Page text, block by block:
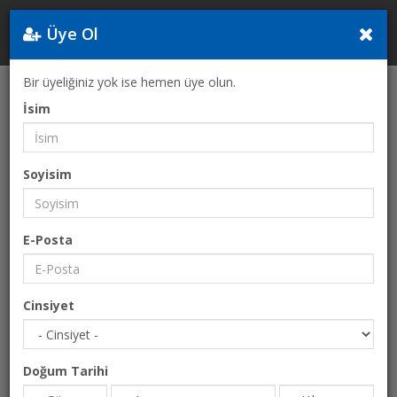
Anasayfa Selanik Bar Haftası-Selanik Bar Fuarı 2024
Üye Ol
Bir üyeliğiniz yok ise hemen üye olun.
İsim
Soyisim
E-Posta
Cinsiyet
Doğum Tarihi